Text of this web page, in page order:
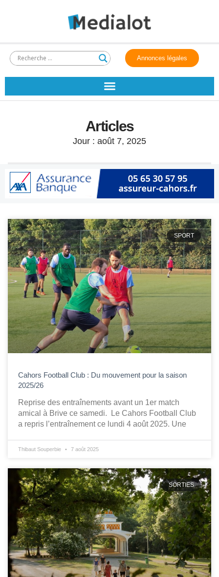
Annonces légales
Articles
Jour : août 7, 2025
SPORT
Cahors Football Club : Du mouvement pour la saison
2025/26
Reprise des entraînements avant un 1er match
amical à Brive ce samedi. Le Cahors Football Club
a repris l’entraînement ce lundi 4 août 2025. Une
Thibaut Souperbie 7 août 2025
SORTIES